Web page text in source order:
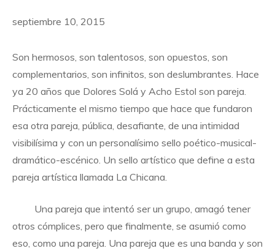
septiembre 10, 2015
Son hermosos, son talentosos, son opuestos, son
complementarios, son infinitos, son deslumbrantes. Hace
ya 20 años que Dolores Solá y Acho Estol son pareja.
Prácticamente el mismo tiempo que hace que fundaron
esa otra pareja, pública, desafiante, de una intimidad
visibilísima y con un personalísimo sello poético-musical-
dramático-escénico. Un sello artístico que define a esta
pareja artística llamada La Chicana.
Una pareja que intentó ser un grupo, amagó tener
otros cómplices, pero que finalmente, se asumió como
eso, como una pareja. Una pareja que es una banda y son